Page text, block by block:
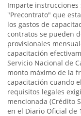
Imparte
"Precontrato" que
los gastos de
contratos se pueden
provisionales
capacitación
Servicio Nacional de
monto máximo de la
capacitación cuando
requisitos legales
mencionada (Crédito
en el Diario Oficial de